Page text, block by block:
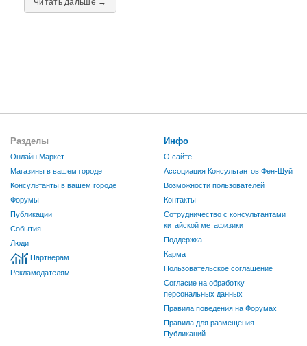
Разделы
Онлайн Маркет
Магазины в вашем городе
Консультанты в вашем городе
Форумы
Публикации
События
Люди
Партнерам
Рекламодателям
Инфо
О сайте
Ассоциация Консультантов Фен-Шуй
Возможности пользователей
Контакты
Сотрудничество с консультантами
китайской метафизики
Поддержка
Карма
Пользовательское соглашение
Согласие на обработку
персональных данных
Правила поведения на Форумах
Правила для размещения
Публикаций